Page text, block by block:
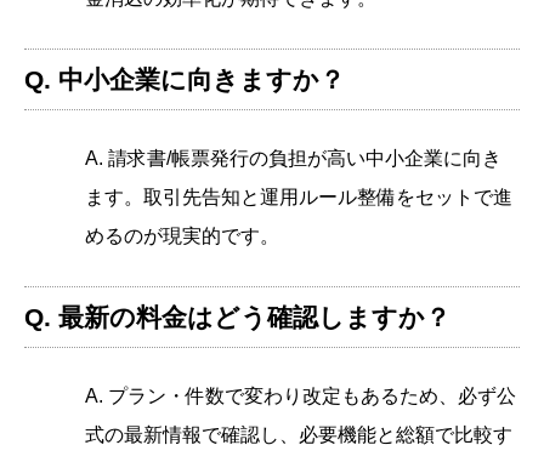
Q. 中小企業に向きますか？
A. 請求書/帳票発行の負担が高い中小企業に向き
ます。取引先告知と運用ルール整備をセットで進
めるのが現実的です。
Q. 最新の料金はどう確認しますか？
A. プラン・件数で変わり改定もあるため、必ず公
式の最新情報で確認し、必要機能と総額で比較す